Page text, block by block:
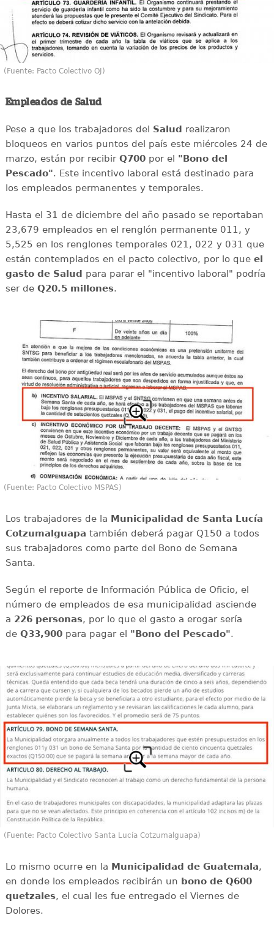
(Fuente: Pacto Colectivo OJ)
Empleados de Salud
Pese a que los trabajadores del Salud realizaron
bloqueos en varios puntos del país este miércoles 24 de
marzo, están por recibir Q700por el "Bono del
Pescado". Este incentivo laboral está destinado para
los empleados permanentes y temporales.
Hasta el 31 de diciembre del año pasado se reportaban
23,679 empleados en el renglón permanente 011, y
5,525 en los renglones temporales 021, 022 y 031 que
están contemplados en el pacto colectivo, por lo que el
gasto de Salud para parar el "incentivo laboral" podría
ser deQ20.5 millones.
(Fuente: Pacto Colectivo MSPAS)
Los trabajadores de la Municipalidad de Santa Lucía
Cotzumalguapa también deberá pagar Q150 a todos
sus trabajadores como parte del Bono de Semana
Santa.
Según el reporte de Información Pública de Oficio, el
número de empleados de esa municipalidad asciende
a 226 personas, por lo que el gasto a erogar sería
deQ33,900para pagar el "Bono del Pescado".
(Fuente: Pacto Colectivo Santa Lucía Cotzumalguapa)
Lo mismo ocurre en la Municipalidad de Guatemala,
en donde los empleados recibirán un bono de Q600
quetzales, el cual les fue entregado el Viernes de
Dolores.